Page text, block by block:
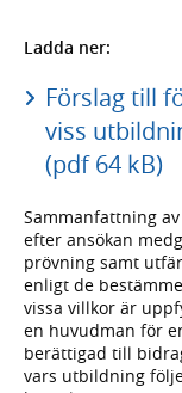
Ladda ner:
Förslag till
viss
(pdf 64 kB)
Sammanfattning
efter ansökan
prövning samt
enligt de
vissa villkor är
en huvudman för
berättigad till
vars utbildning